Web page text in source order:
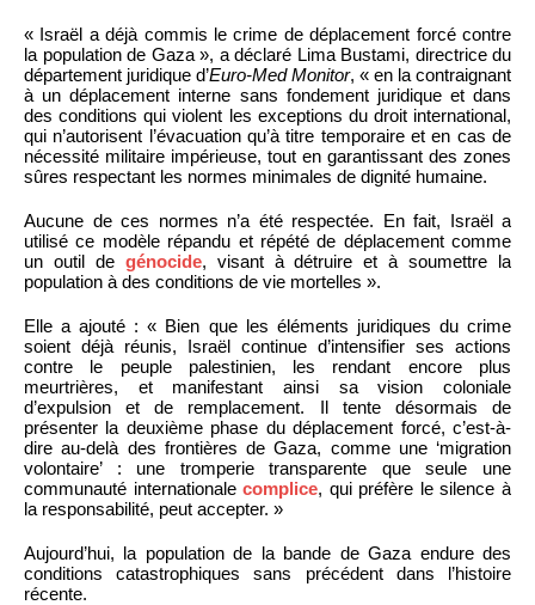
« Israël a déjà commis le crime de déplacement forcé contre
la population de Gaza », a déclaré Lima Bustami, directrice du
département juridique d’Euro-Med Monitor, « en la contraignant
à un déplacement interne sans fondement juridique et dans
des conditions qui violent les exceptions du droit international,
qui n’autorisent l’évacuation qu’à titre temporaire et en cas de
nécessité militaire impérieuse, tout en garantissant des zones
sûres respectant les normes minimales de dignité humaine.
Aucune de ces normes n’a été respectée. En fait, Israël a
utilisé ce modèle répandu et répété de déplacement comme
un outil de génocide, visant à détruire et à soumettre la
population à des conditions de vie mortelles ».
Elle a ajouté : « Bien que les éléments juridiques du crime
soient déjà réunis, Israël continue d’intensifier ses actions
contre le peuple palestinien, les rendant encore plus
meurtrières, et manifestant ainsi sa vision coloniale
d’expulsion et de remplacement. Il tente désormais de
présenter la deuxième phase du déplacement forcé, c’est-à-
dire au-delà des frontières de Gaza, comme une ‘migration
volontaire’ : une tromperie transparente que seule une
communauté internationalecomplice, qui préfère le silence à
la responsabilité, peut accepter. »
Aujourd’hui, la population de la bande de Gaza endure des
conditions catastrophiques sans précédent dans l’histoire
récente.